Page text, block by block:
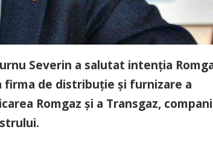
Severin a salutat intenția
firma de distribuție și furnizare a
Romgaz și a Transgaz,